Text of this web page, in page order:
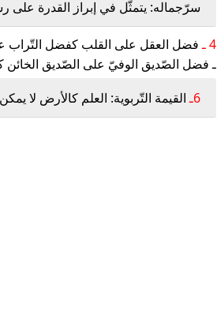
سرّجماله: يتمثّل في إبراز القدرة على
4 ـ فضل العقل على القلب كفضل التّراب
ـ فضل الصّديق الوفيّ على الصّديق
6ـ القيمة التّربوية: العلم كالأرض لا